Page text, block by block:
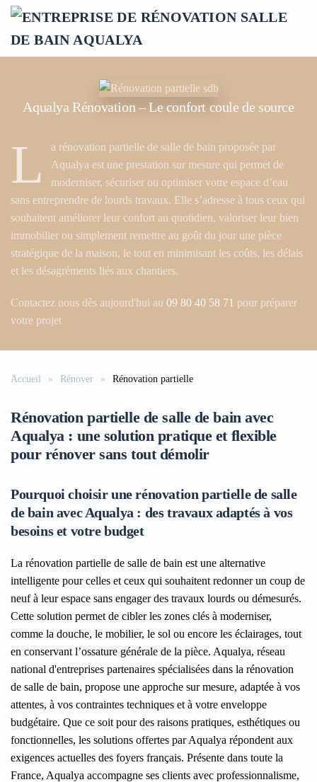
Accéder au contenu principal
Aqualya Rénovation – Le confort coule de source
L a rénovation partielle de salle de bain proposée par
Aqualya est une prestation sur mesure qui permet de
moderniser, sécuriser ou optimiser votre espace d’eau
sans entreprendre de lourds travaux. Elle s’adresse à tous ceux qui
souhaitent améliorer leur confort au quotidien, valoriser leur bien
immobilier ou simplement remettre au goût du jour une pièce
stratégique de la maison, le tout en minimisant les coûts, les délais
et les désagréments liés aux chantiers.
Contactez nous dès aujourd'hui au 09 80 40 58 71 pour préparer
votre projet
Accueil Rénover Rénovation partielle
Rénovation partielle de salle de bain avec
Aqualya : une solution pratique et flexible
pour rénover sans tout démolir
Pourquoi choisir une rénovation partielle de salle
de bain avec Aqualya : des travaux adaptés à vos
besoins et votre budget
La rénovation partielle de salle de bain est une alternative
intelligente pour celles et ceux qui souhaitent redonner un coup de
neuf à leur espace sans engager des travaux lourds ou démesurés.
Cette solution permet de cibler les zones clés à moderniser,
comme la douche, le mobilier, le sol ou encore les éclairages, tout
en conservant l’ossature générale de la pièce. Aqualya, réseau
national d'entreprises partenaires spécialisées dans la rénovation
de salle de bain, propose une approche sur mesure, adaptée à vos
attentes, à vos contraintes techniques et à votre enveloppe
budgétaire. Que ce soit pour des raisons pratiques, esthétiques ou
fonctionnelles, les solutions offertes par Aqualya répondent aux
exigences actuelles des foyers français. Présente dans toute la
France, Aqualya accompagne ses clients avec professionnalisme,